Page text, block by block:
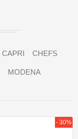
CAPRI CHEFS
MODENA
- 30%